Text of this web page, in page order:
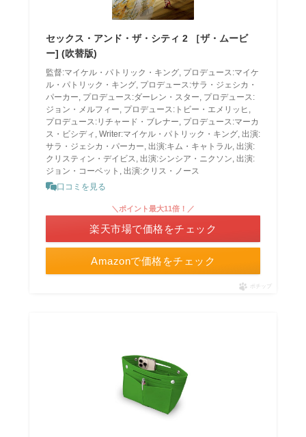
セックス・アンド・ザ・シティ 2 ［ザ・ムービ
ー] (吹替版)
監督:マイケル・パトリック・キング, プロデュース:マイケ
ル・パトリック・キング, プロデュース:サラ・ジェシカ・
パーカー, プロデュース:ダーレン・スター, プロデュース:
ジョン・メルフィー, プロデュース:トビー・エメリッヒ,
プロデュース:リチャード・ブレナー, プロデュース:マーカ
ス・ビシディ, Writer:マイケル・パトリック・キング, 出演:
サラ・ジェシカ・パーカー, 出演:キム・キャトラル, 出演:
クリスティン・デイビス, 出演:シンシア・ニクソン, 出演:
ジョン・コーベット, 出演:クリス・ノース
口コミを見る
Amazonで価格をチェック
＼ポイント最大11倍！／
楽天市場で価格をチェック
ポチップ